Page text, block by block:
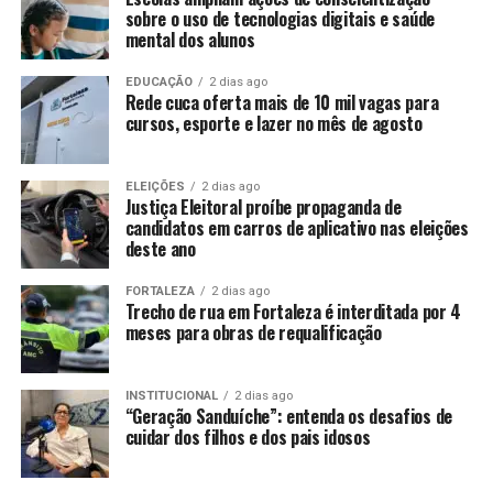
sobre o uso de tecnologias digitais e saúde
mental dos alunos
EDUCAÇÃO 2 dias ago
Rede cuca oferta mais de 10 mil vagas para
cursos, esporte e lazer no mês de agosto
ELEIÇÕES 2 dias ago
Justiça Eleitoral proíbe propaganda de
candidatos em carros de aplicativo nas eleições
deste ano
FORTALEZA 2 dias ago
Trecho de rua em Fortaleza é interditada por 4
meses para obras de requalificação
INSTITUCIONAL 2 dias ago
“Geração Sanduíche”: entenda os desafios de
cuidar dos filhos e dos pais idosos